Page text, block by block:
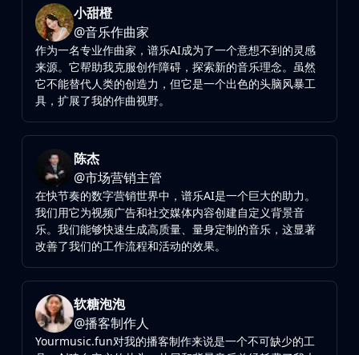
小甜橙
@音乐作曲家
作为一名专业作曲家，谱乐AI成为了一个意想不到的灵感
来源。它帮助我克服创作障碍，探索新的音乐理念。虽然
它不能替代人类的创造力，但它是一个出色的头脑风暴工
具，扩展了我的作曲视野。
陈杰
@市场营销主管
在快节奏的数字营销世界中，谱乐AI是一个巨大的助力。
我们用它为视频广告和社交媒体内容创建自定义背景音
乐。我们能够快速生成高质量、量身定制的音乐，这显著
改善了我们的工作流程和活动的效果。
软糖泡泡
@播客制作人
Yourmusic.fun对我的播客制作来说是一个不可缺少的工